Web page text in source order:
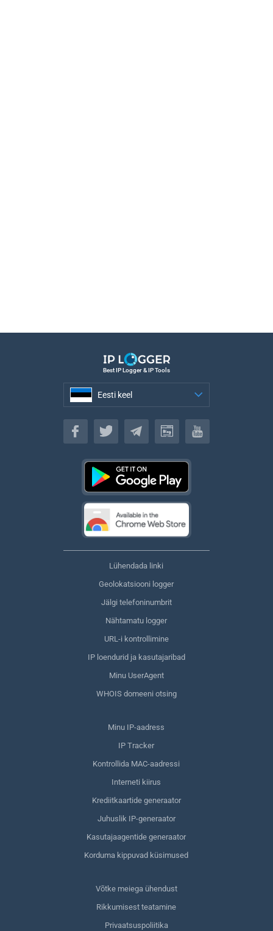
Best IP Logger & IP Tools
Eesti keel
Eesti keel
Lühendada linki
Geolokatsiooni logger
Jälgi telefoninumbrit
Nähtamatu logger
URL-i kontrollimine
IP loendurid ja kasutajaribad
Minu UserAgent
WHOIS domeeni otsing
Minu IP-aadress
IP Tracker
Kontrollida MAC-aadressi
Interneti kiirus
Krediitkaartide generaator
Juhuslik IP-generaator
Kasutajaagentide generaator
Korduma kippuvad küsimused
Võtke meiega ühendust
Rikkumisest teatamine
Privaatsuspoliitika